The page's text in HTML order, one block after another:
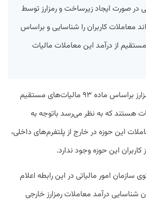
در صورت ایجاد زیرساخت و رمزارز توسط
معاملات کاربران را شناسایی و براساس
از درآمد این معاملات مالیات
کسب‌وکارهای حوزه رمزارز براساس ماده ۹۳ مالیات‌های مستقیم
هستند که به نظر می‌رسد باتوجه به
این حوزه در خارج از پلتفرم‌های داخلی،
این حوزه وجود ندارد.
امور مالیاتی در این رابطه اعلام
شناسایی درآمد معاملات رمزارز خارجی